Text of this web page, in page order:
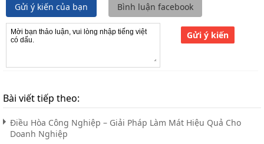
Gửi ý kiến của bạn Bình luận facebook
Gửi ý kiến
Bài viết tiếp theo:
Điều Hòa Công Nghiệp – Giải Pháp Làm Mát Hiệu Quả Cho
Doanh Nghiệp